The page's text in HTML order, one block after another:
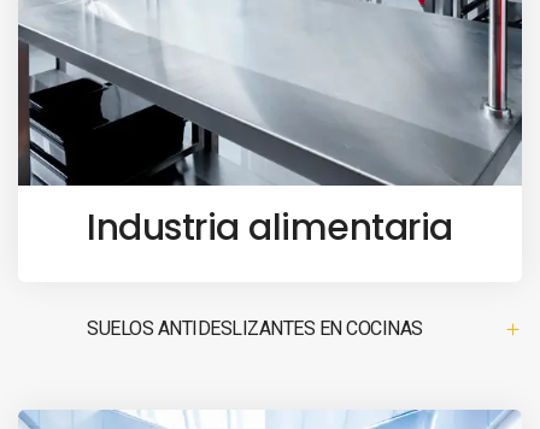
Industria alimentaria
SUELOS ANTIDESLIZANTES EN COCINAS